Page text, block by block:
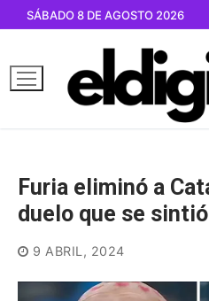
contenido
SÁBADO 8 DE AGOSTO 2026
Furia eliminó a
duelo que se
9 ABRIL, 2024